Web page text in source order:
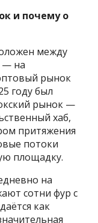
и почему о
между
— на
рынок
году был
рынок —
хаб,
притяжения
потоки
площадку.
на
сотни фур с
как